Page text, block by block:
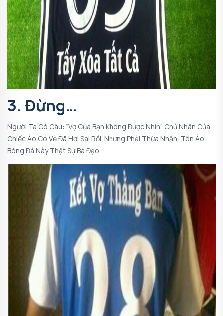
3. Đừng…
Người Ta Có Câu: “Vợ Của Bạn Không Được Nhìn”. Chủ Nhân Của
Chiếc Áo Có Vẻ Đã Hơi Sai Rồi. Nhưng Phải Thừa Nhận, Tên Áo
Bóng Đá Này Thật Sự Bá Đạo.